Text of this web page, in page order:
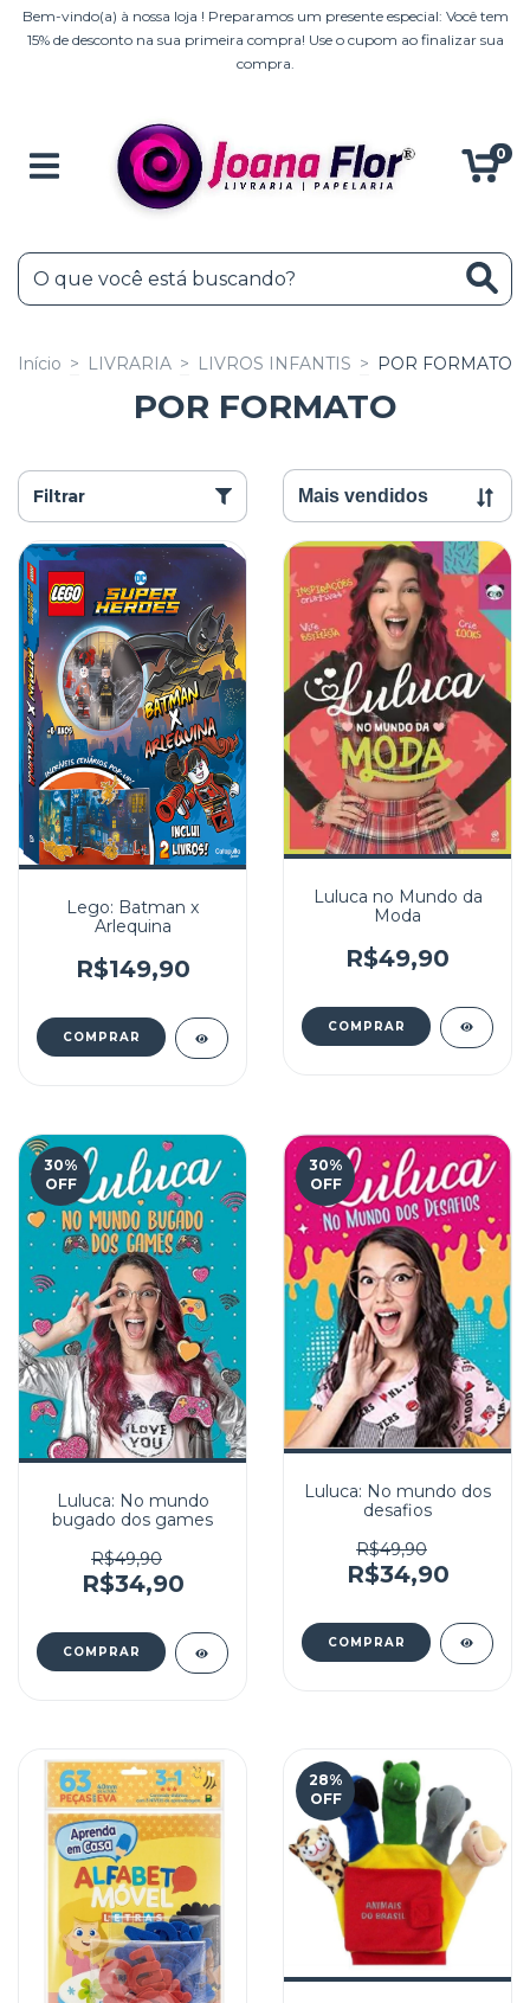
Bem-vindo(a) à nossa loja ! Preparamos um presente especial: Você tem
15% de desconto na sua primeira compra! Use o cupom ao finalizar sua
compra.
0
Início > LIVRARIA > LIVROS INFANTIS > POR FORMATO
POR FORMATO
Filtrar
Lego: Batman x
Arlequina
R$149,90
Luluca no Mundo da
Moda
R$49,90
30%
OFF
Luluca: No mundo
bugado dos games
R$49,90
R$34,90
30%
OFF
Luluca: No mundo dos
desafios
R$49,90
R$34,90
28%
OFF